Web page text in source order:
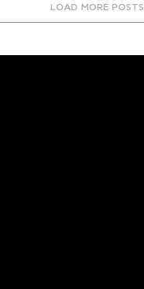
LOAD MORE POSTS